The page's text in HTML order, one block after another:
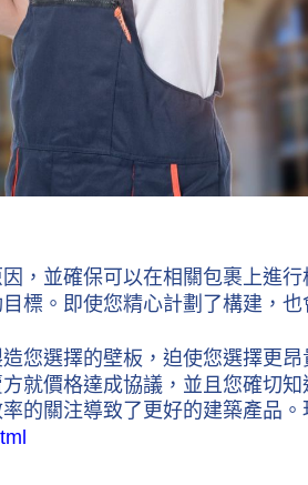
，並確保可以在相關包裹上進
標。即使您精心計劃了構建，也
您選擇的壁板，迫使您選擇更
就價格達成協議，並且您確切
的關注導致了更好的建築產品